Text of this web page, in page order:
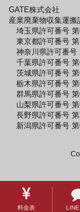
料金表
GATE株式会社
産業廃棄物収集運搬
埼玉県許可番号
東京都許可番号
神奈川県許可番号
千葉県許可番号
茨城県許可番号
栃木県許可番号
群馬県許可番号
山梨県許可番号
長野県許可番号
新潟県許可番号